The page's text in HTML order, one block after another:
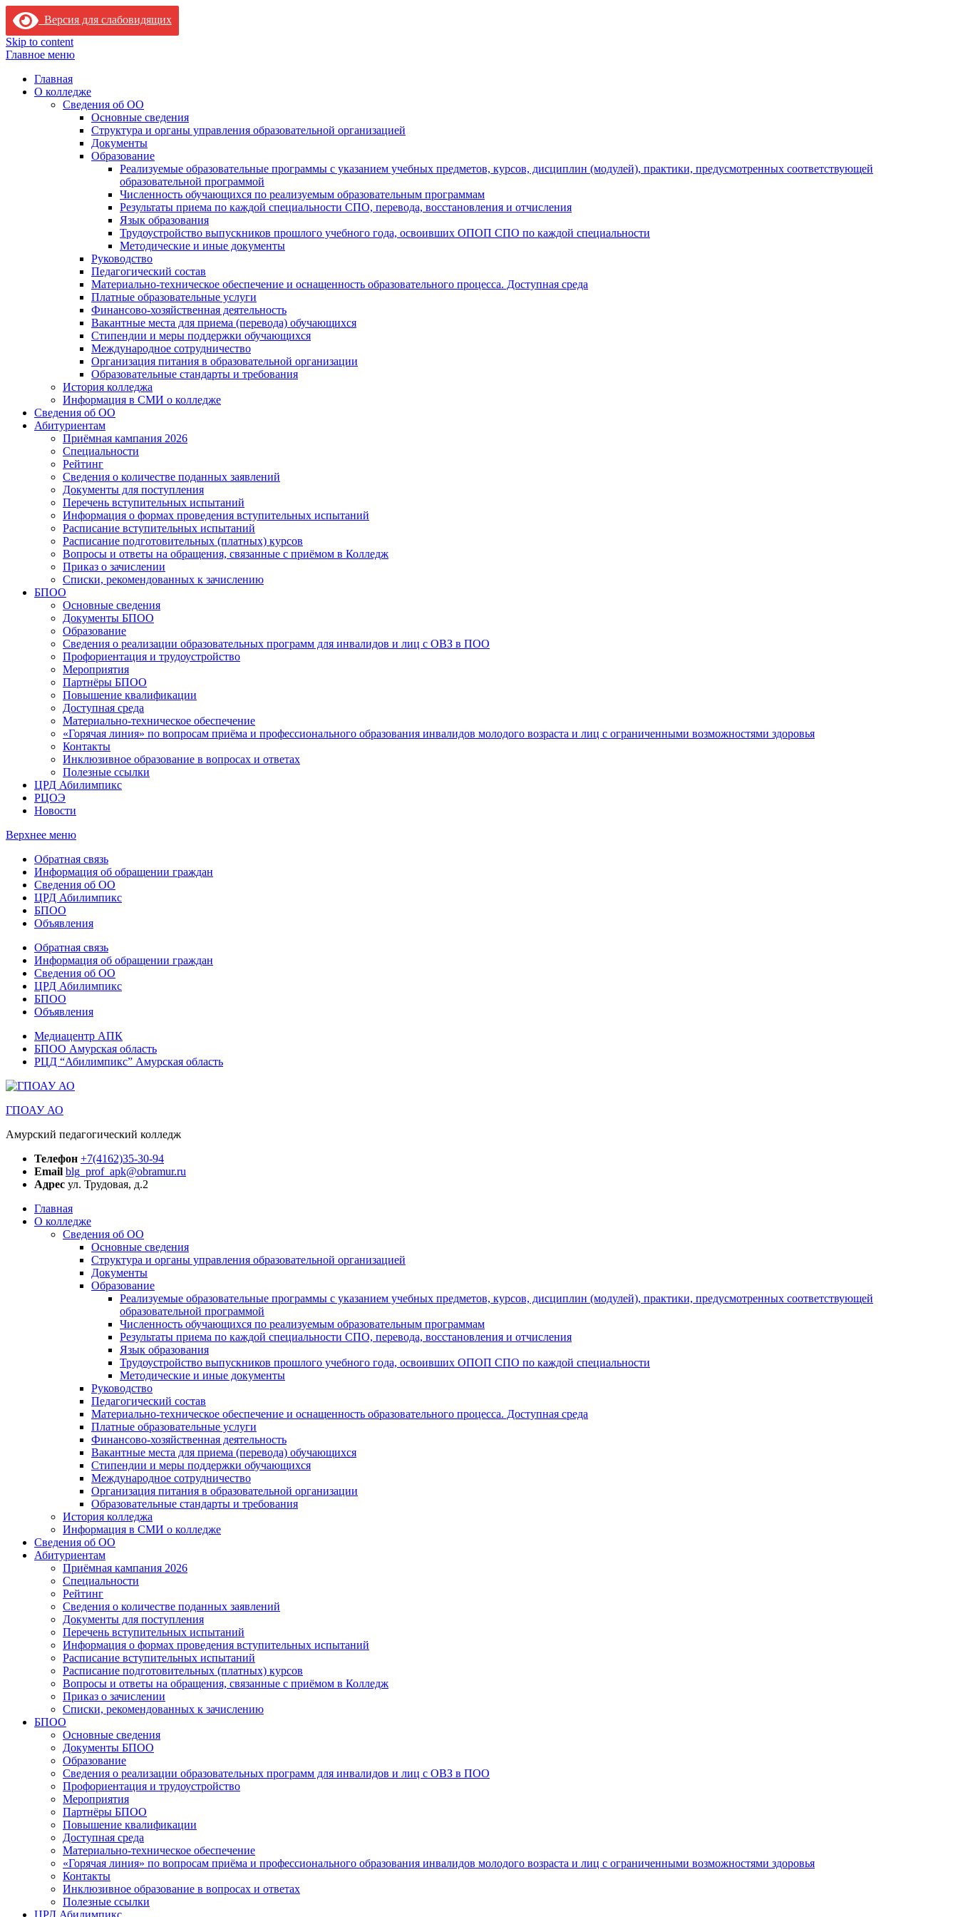
Версия для слабовидящих
Skip to content
Главное меню
Главная
О колледже
Сведения об ОО
Основные сведения
Структура и органы управления образовательной организацией
Документы
Образование
Реализуемые образовательные программы с указанием учебных предметов, курсов, дисциплин (модулей), практики, предусмотренных соответствующей
образовательной программой
Численность обучающихся по реализуемым образовательным программам
Результаты приема по каждой специальности СПО, перевода, восстановления и отчисления
Язык образования
Трудоустройство выпускников прошлого учебного года, освоивших ОПОП СПО по каждой специальности
Методические и иные документы
Руководство
Педагогический состав
Материально-техническое обеспечение и оснащенность образовательного процесса. Доступная среда
Платные образовательные услуги
Финансово-хозяйственная деятельность
Вакантные места для приема (перевода) обучающихся
Стипендии и меры поддержки обучающихся
Международное сотрудничество
Организация питания в образовательной организации
Образовательные стандарты и требования
История колледжа
Информация в СМИ о колледже
Сведения об ОО
Абитуриентам
Приёмная кампания 2026
Специальности
Рейтинг
Сведения о количестве поданных заявлений
Документы для поступления
Перечень вступительных испытаний
Информация о формах проведения вступительных испытаний
Расписание вступительных испытаний
Расписание подготовительных (платных) курсов
Вопросы и ответы на обращения, связанные с приёмом в Колледж
Приказ о зачислении
Списки, рекомендованных к зачислению
БПОО
Основные сведения
Документы БПОО
Образование
Сведения о реализации образовательных программ для инвалидов и лиц с ОВЗ в ПОО
Профориентация и трудоустройство
Мероприятия
Партнёры БПОО
Повышение квалификации
Доступная среда
Материально-техническое обеспечение
«Горячая линия» по вопросам приёма и профессионального образования инвалидов молодого возраста и лиц с ограниченными возможностями здоровья
Контакты
Инклюзивное образование в вопросах и ответах
Полезные ссылки
ЦРД Абилимпикс
РЦОЭ
Новости
Верхнее меню
Обратная связь
Информация об обращении граждан
Сведения об ОО
ЦРД Абилимпикс
БПОО
Объявления
Обратная связь
Информация об обращении граждан
Сведения об ОО
ЦРД Абилимпикс
БПОО
Объявления
Медиацентр АПК
БПОО Амурская область
РЦД “Абилимпикс” Амурская область
ГПОАУ АО
Амурский педагогический колледж
Телефон +7(4162)35-30-94
Email blg_prof_apk@obramur.ru
Адрес ул. Трудовая, д.2
Главная
О колледже
Сведения об ОО
Основные сведения
Структура и органы управления образовательной организацией
Документы
Образование
Реализуемые образовательные программы с указанием учебных предметов, курсов, дисциплин (модулей), практики, предусмотренных соответствующей
образовательной программой
Численность обучающихся по реализуемым образовательным программам
Результаты приема по каждой специальности СПО, перевода, восстановления и отчисления
Язык образования
Трудоустройство выпускников прошлого учебного года, освоивших ОПОП СПО по каждой специальности
Методические и иные документы
Руководство
Педагогический состав
Материально-техническое обеспечение и оснащенность образовательного процесса. Доступная среда
Платные образовательные услуги
Финансово-хозяйственная деятельность
Вакантные места для приема (перевода) обучающихся
Стипендии и меры поддержки обучающихся
Международное сотрудничество
Организация питания в образовательной организации
Образовательные стандарты и требования
История колледжа
Информация в СМИ о колледже
Сведения об ОО
Абитуриентам
Приёмная кампания 2026
Специальности
Рейтинг
Сведения о количестве поданных заявлений
Документы для поступления
Перечень вступительных испытаний
Информация о формах проведения вступительных испытаний
Расписание вступительных испытаний
Расписание подготовительных (платных) курсов
Вопросы и ответы на обращения, связанные с приёмом в Колледж
Приказ о зачислении
Списки, рекомендованных к зачислению
БПОО
Основные сведения
Документы БПОО
Образование
Сведения о реализации образовательных программ для инвалидов и лиц с ОВЗ в ПОО
Профориентация и трудоустройство
Мероприятия
Партнёры БПОО
Повышение квалификации
Доступная среда
Материально-техническое обеспечение
«Горячая линия» по вопросам приёма и профессионального образования инвалидов молодого возраста и лиц с ограниченными возможностями здоровья
Контакты
Инклюзивное образование в вопросах и ответах
Полезные ссылки
ЦРД Абилимпикс